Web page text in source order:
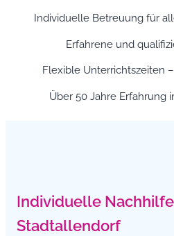
Individuelle Betreuung für
Erfahrene und
Flexible Unterrichtszeiten
Über 50 Jahre Erfahrung
Individuelle
Stadtallendorf